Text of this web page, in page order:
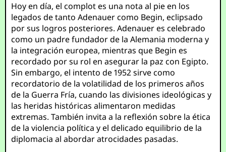
Hoy en día, el complot es una nota al pie en los
legados de tanto Adenauer como Begin, eclipsado
por sus logros posteriores. Adenauer es celebrado
como un padre fundador de la Alemania moderna y
la integración europea, mientras que Begin es
recordado por su rol en asegurar la paz con Egipto.
Sin embargo, el intento de 1952 sirve como
recordatorio de la volatilidad de los primeros años
de la Guerra Fría, cuando las divisiones ideológicas y
las heridas históricas alimentaron medidas
extremas. También invita a la reflexión sobre la ética
de la violencia política y el delicado equilibrio de la
diplomacia al abordar atrocidades pasadas.